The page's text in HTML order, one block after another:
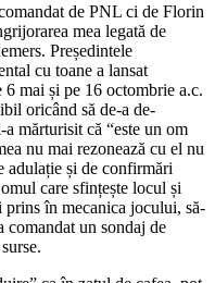
de PNL ci de Florin
mea legată de
Președintele
cu toane a lansat
mai și pe 16 octombrie a.c.
oricând să de-a de-
mărturisit că “este un om
nu mai rezonează cu el nu
adulație și de confirmări
care sfințește locul și
în mecanica jocului, să-
comandat un sondaj de